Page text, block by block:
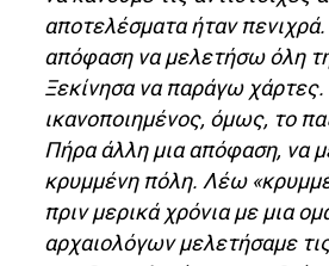
αποτελέσματα ήταν
απόφαση να μελετήσω όλη
Ξεκίνησα να παράγω χάρτες.
ικανοποιημένος, όμως, το
Πήρα άλλη μια απόφαση, να
κρυμμένη πόλη. Λέω
πριν μερικά χρόνια με μια
αρχαιολόγων μελετήσαμε